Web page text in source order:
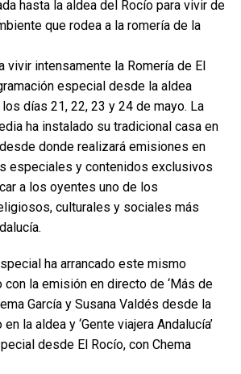
hasta la aldea del Rocío para vivir de
que rodea a la romería de la
vivir intensamente la Romería de El
especial desde la aldea
días 21, 22, 23 y 24 de mayo. La
ha instalado su tradicional casa en
donde realizará emisiones en
especiales y contenidos exclusivos
a los oyentes uno de los
culturales y sociales más
ha arrancado este mismo
la emisión en directo de ‘Más de
García y Susana Valdés desde la
la aldea y ‘Gente viajera Andalucía’
desde El Rocío, con Chema